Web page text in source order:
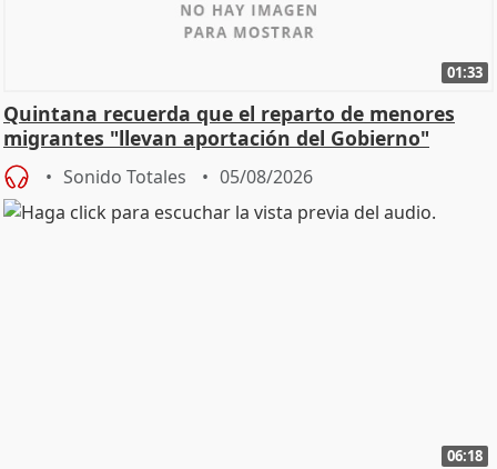
01:33
Quintana recuerda que el reparto de menores
migrantes "llevan aportación del Gobierno"
central
Sonido Totales 05/08/2026
06:18